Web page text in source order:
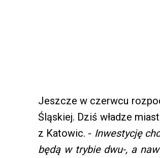
Jeszcze w czerwcu
Śląskiej. Dziś władze
z Katowic. - Inwestycję
będą w trybie dwu-, a